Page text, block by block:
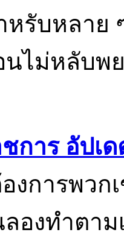
หรับหลาย
ไม่หลับพ
การ อัปเ
องการพว
องทำตาม